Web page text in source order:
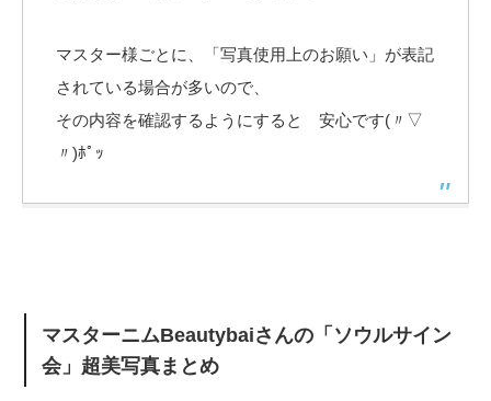
マスター様ごとに、「写真使用上のお願い」が表記
されている場合が多いので、
その内容を確認するようにすると 安心です(〃▽
〃)ﾎﾟｯ
マスターニムBeautybaiさんの「ソウルサイン
会」超美写真まとめ